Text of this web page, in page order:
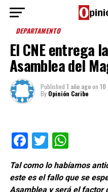
DEPARTAMENTO
El CNE entrega
Asamblea del
Published 1 año agoon 10
By Opinión Caribe
Facebook
Twitter
Tal como lo habíamos
este es el fallo que se
Asamblea y será el factor